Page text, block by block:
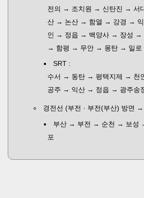
전의 → 조치원 → 신탄진 → 서
산 → 논산 → 함열 → 강경 →
인 → 정읍 → 백양사 → 장성 →
→ 함평 → 무안 → 몽탄 → 일로
SRT :
수서 → 동탄 → 평택지제 → 천
공주 → 익산 → 정읍 → 광주송
경전선 (부전 · 부전(부산) 방면
부산 → 부전 → 순천 → 보성
포